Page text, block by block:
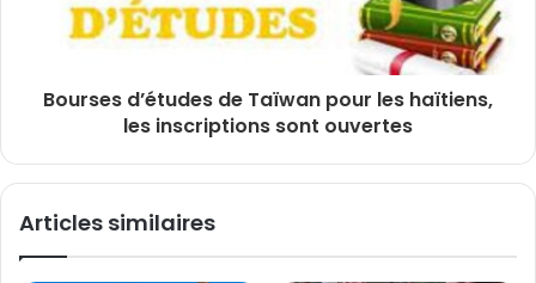
Bourses d’études de Taïwan pour les haïtiens,
les inscriptions sont ouvertes
Articles similaires